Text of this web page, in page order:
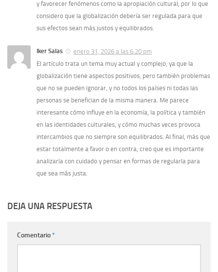
y favorecer fenómenos como la apropiación cultural, por lo que
considero que la globalización debería ser regulada para que
sus efectos sean más justos y equilibrados.
Iker Salas
enero 31, 2026 a las 6:20 pm
El artículo trata un tema muy actual y complejo, ya que la
globalización tiene aspectos positivos, pero también problemas
que no se pueden ignorar, y no todos los países ni todas las
personas se benefician de la misma manera. Me parece
interesante cómo influye en la economía, la política y también
en las identidades culturales, y cómo muchas veces provoca
intercambios que no siempre son equilibrados. Al final, más que
estar totalmente a favor o en contra, creo que es importante
analizarla con cuidado y pensar en formas de regularla para
que sea más justa.
DEJA UNA RESPUESTA
Comentario*